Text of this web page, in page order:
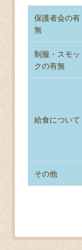
保護者会の有
無
制服・スモッ
クの有無
給食について
その他